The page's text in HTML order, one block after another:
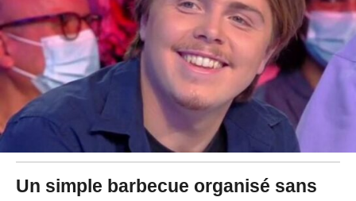
5
à
1
6
:
1
Un simple barbecue organisé sans